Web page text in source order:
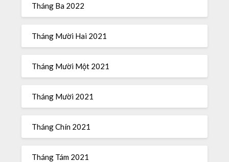
Tháng Ba 2022
Tháng Mười Hai 2021
Tháng Mười Một 2021
Tháng Mười 2021
Tháng Chín 2021
Tháng Tám 2021